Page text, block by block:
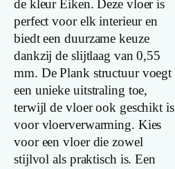
de kleur Eiken. Deze vloer is
perfect voor elk interieur en
biedt een duurzame keuze
dankzij de slijtlaag van 0,55
mm. De Plank structuur voegt
een unieke uitstraling toe,
terwijl de vloer ook geschikt is
voor vloerverwarming. Kies
voor een vloer die zowel
stijlvol als praktisch is. Een